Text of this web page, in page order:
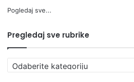
Pogledaj sve...
Pregledaj sve rubrike
Pregledaj
sve